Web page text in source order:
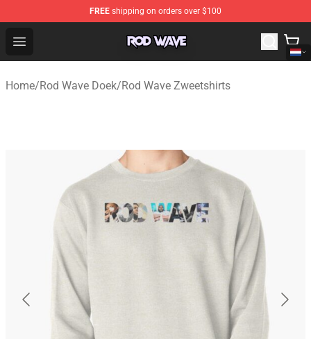
FREE shipping on orders over $100
Open menu
Rod Wave Shop - Official Rod Wave Merchandise Store
Home/Rod Wave Doek/Rod Wave Zweetshirts